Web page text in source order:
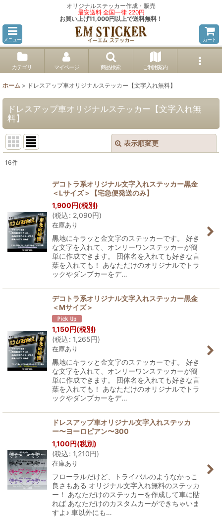
オリジナルステッカー作成・販売
最安送料 全国一律 220円
お買い上げ11,000円以上で送料無料！
メニュー カート
カテゴリ マイページ 商品検索 ご利用案内
ホーム > ドレスアップ車オリジナルステッカー【文字入れ無料】
ドレスアップ車オリジナルステッカー【文字入れ無
料】
表示順変更
16件
デコトラ系オリジナル文字入れステッカー黒金
＜Lサイズ＞【宅急便発送のみ】
1,900円(税別)
(税込: 2,090円)
在庫あり
黒地にキラッと金文字のステッカーです。 好き
な文字を入れて、オンリーワンステッカーが簡
単に作成できます。 団体名を入れても好きな言
葉を入れても！ あなただけのオリジナルでトラ
ックやダンプカーをデ…
デコトラ系オリジナル文字入れステッカー黒金
＜Mサイズ＞
1,150円(税別)
(税込: 1,265円)
在庫あり
黒地にキラッと金文字のステッカーです。 好き
な文字を入れて、オンリーワンステッカーが簡
単に作成できます。 団体名を入れても好きな言
葉を入れても！ あなただけのオリジナルでトラ
ックやダンプカーをデ…
ドレスアップ車オリジナル文字入れステッカ
ー〜ヨーロピアン〜300
1,100円(税別)
(税込: 1,210円)
在庫あり
フローラルだけど、トライバルのようなかっこ
良さもある オリジナル文字入れ無料のステッカ
ー！ あなただけのステッカーを作成して車に貼
れば あなただけのカスタムカーができちゃいま
すよ♪ 車以外にも…